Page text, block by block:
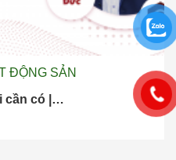
ĐỘNG SẢN
cần có |…